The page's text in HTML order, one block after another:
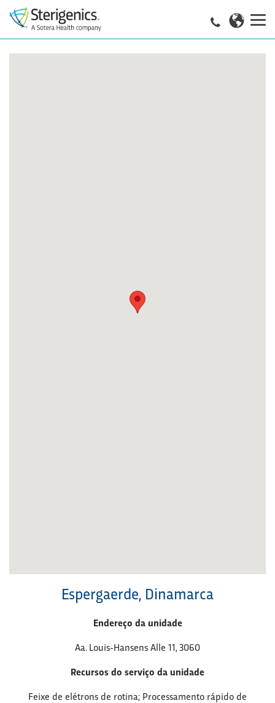
Espergaerde, Dinamarca
Endereço da unidade
Aa. Louis-Hansens Alle 11, 3060
Recursos do serviço da unidade
Feixe de elétrons de rotina; Processamento rápido de